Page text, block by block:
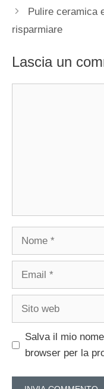
Pulire ceramica
risparmiare
Lascia un
Nome
Email
Sito
Salva il mio
browser per la